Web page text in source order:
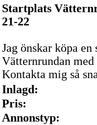
Startplats
21-22
Jag önskar köpa en
Vätternrundan
Kontakta mig så
Inlagd:
Pris:
Annonstyp: